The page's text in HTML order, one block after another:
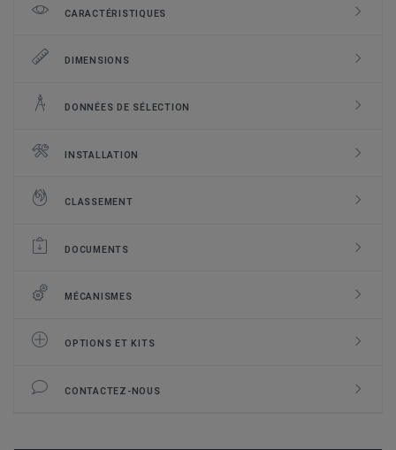
CARACTÉRISTIQUES
DIMENSIONS
DONNÉES DE SÉLECTION
INSTALLATION
CLASSEMENT
DOCUMENTS
MÉCANISMES
OPTIONS ET KITS
CONTACTEZ-NOUS